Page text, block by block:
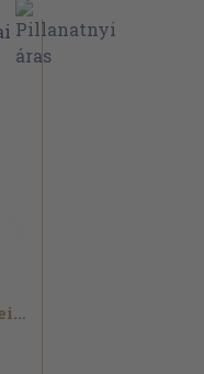
Theodore Dreiser